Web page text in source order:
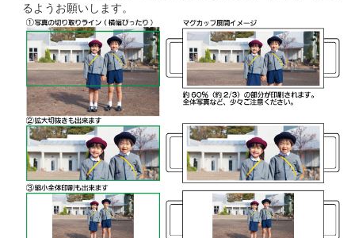
るようお願いします。